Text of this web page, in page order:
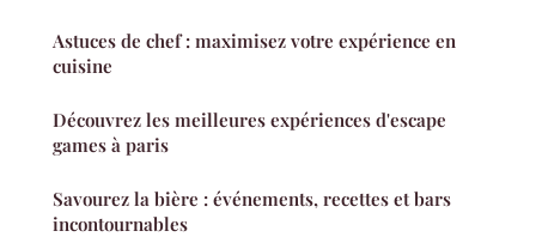
Astuces de chef : maximisez votre expérience en
cuisine
Découvrez les meilleures expériences d'escape
games à paris
Savourez la bière : événements, recettes et bars
incontournables